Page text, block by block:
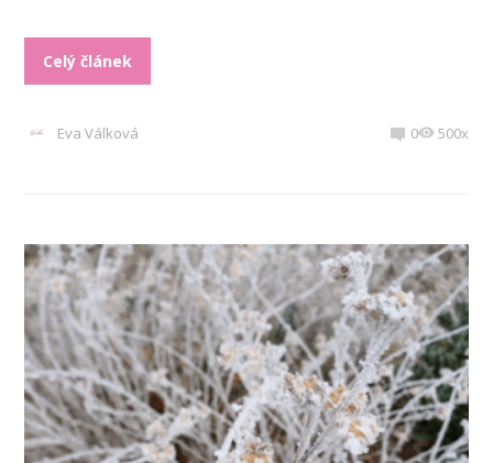
Celý článek
Eva Válková 0 500x